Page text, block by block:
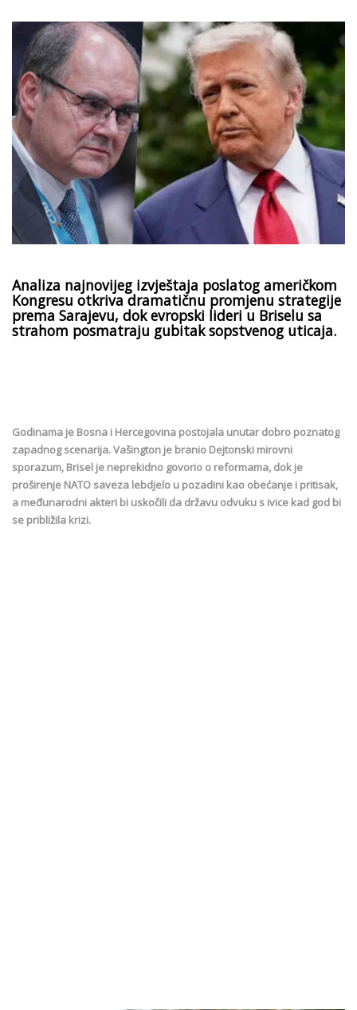
Analiza najnovijeg izvještaja poslatog američkom
Kongresu otkriva dramatičnu promjenu strategije
prema Sarajevu, dok evropski lideri u Briselu sa
strahom posmatraju gubitak sopstvenog uticaja.
Godinama je Bosna i Hercegovina postojala unutar dobro poznatog
zapadnog scenarija. Vašington je branio Dejtonski mirovni
sporazum, Brisel je neprekidno govorio o reformama, dok je
proširenje NATO saveza lebdjelo u pozadini kao obećanje i pritisak,
a međunarodni akteri bi uskočili da državu odvuku s ivice kad god bi
se približila krizi.